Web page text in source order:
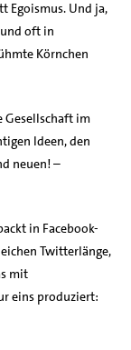
Egoismus. Und ja,
oft in
Körnchen
Gesellschaft im
Ideen, den
neuen! –
in Facebook-
Twitterlänge,
mit
eins produziert: